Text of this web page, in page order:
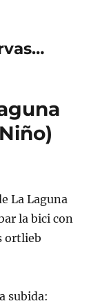
La Laguna
la bici con
ortlieb
subida: